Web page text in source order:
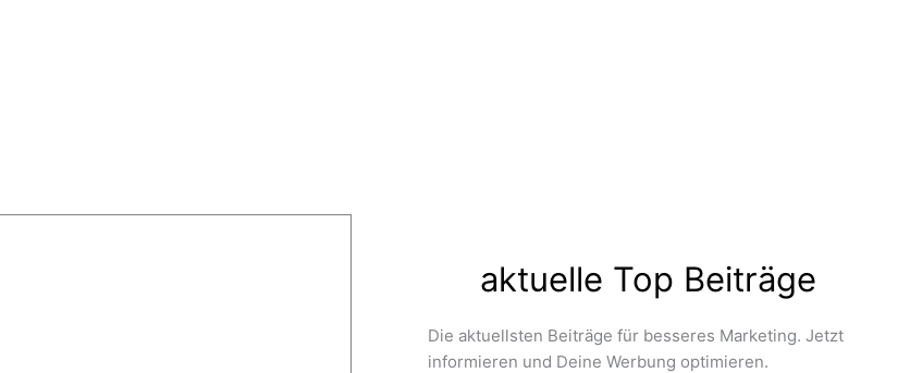
aktuelle Top Beiträge
Die aktuellsten Beiträge für besseres Marketing. Jetzt
informieren und Deine Werbung optimieren.